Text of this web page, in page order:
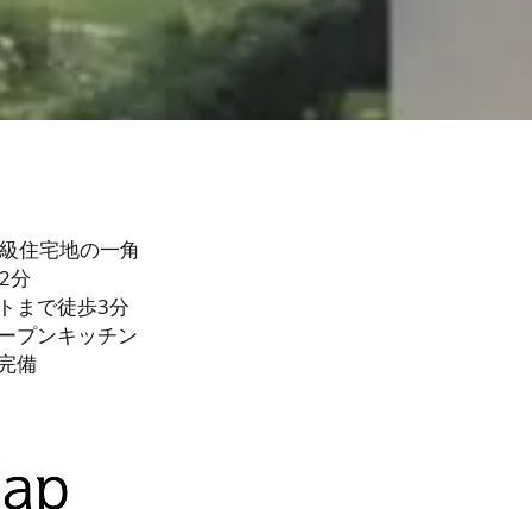
住宅地の一角
分
まで徒歩3分
プンキッチン
備